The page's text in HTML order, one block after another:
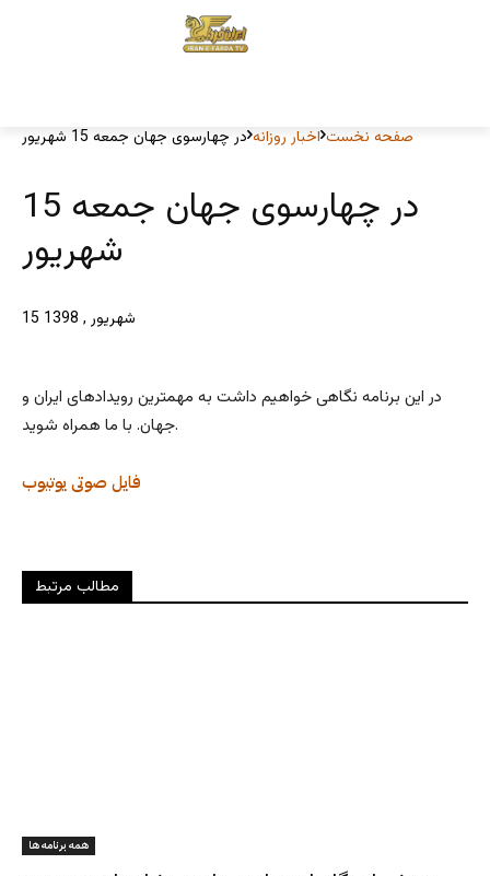
صفحه نخست اخبار روزانه در چهارسوی جهان جمعه 15 شهریور
در چهارسوی جهان جمعه 15
شهریور
15 شهریور , 1398
در این برنامه نگاهی خواهیم داشت به مهمترین رویدادهای ایران و
جهان. با ما همراه شوید.
یوتیوب فایل صوتی
مطالب مرتبط
همه برنامه ها